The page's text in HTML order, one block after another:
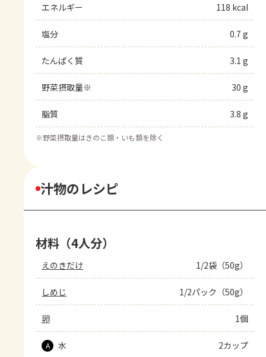
エネルギー 118 kcal
塩分 0.7 g
たんぱく質 3.1 g
野菜摂取量※ 30 g
脂質 3.8 g
※野菜摂取量はきのこ類・いも類を除く
汁物のレシピ
材料（4人分）
えのきだけ 1/2袋（50g）
しめじ 1/2パック（50g）
卵 1個
A 水 2カップ